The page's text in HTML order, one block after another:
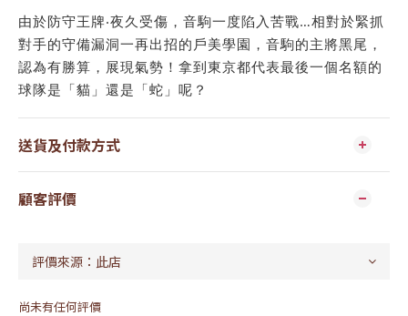
由於防守王牌‧夜久受傷，音駒一度陷入苦戰…相對於緊抓
對手的守備漏洞一再出招的戶美學園，音駒的主將黑尾，
認為有勝算，展現氣勢！拿到東京都代表最後一個名額的
球隊是「貓」還是「蛇」呢？
送貨及付款方式
顧客評價
尚未有任何評價